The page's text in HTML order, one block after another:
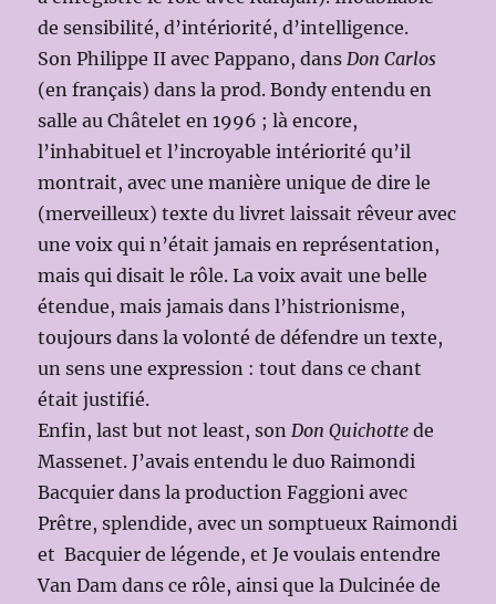
de sensibilité, d’intériorité, d’intelligence.
Son Philippe II avec Pappano, dansDon Carlos
(en français) dans la prod. Bondy entendu en
salle au Châtelet en 1996 ; là encore,
l’inhabituel et l’incroyable intériorité qu’il
montrait, avec une manière unique de dire le
(merveilleux) texte du livret laissait rêveur avec
une voix qui n’était jamais en représentation,
mais qui disait le rôle. La voix avait une belle
étendue, mais jamais dans l’histrionisme,
toujours dans la volonté de défendre un texte,
un sens une expression : tout dans ce chant
était justifié.
Enfin, last but not least, sonDon Quichotte de
Massenet. J’avais entendu le duo Raimondi
Bacquier dans la production Faggioni avec
Prêtre, splendide, avec un somptueux Raimondi
et Bacquier de légende, et Je voulais entendre
Van Dam dans ce rôle, ainsi que la Dulcinée de